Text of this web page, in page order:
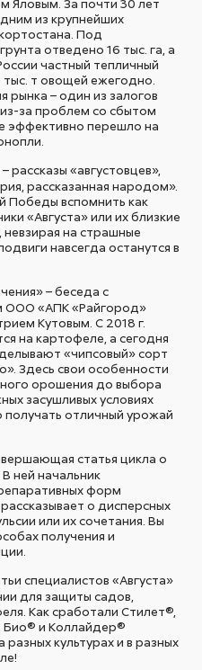
из крупнейших
Под
отведено 16 тыс. га, а
частный тепличный
т овощей ежегодно.
рынка – один из залогов
за проблем со сбытом
эффективно перешло на
рассказы «августовцев»,
рассказанная народом».
Победы вспомнить как
«Августа» или их близкие
на страшные
навсегда останутся в
– беседа с
ООО «АПК «Райгород»
Кутовым. С 2018 г.
на картофеле, а сегодня
«чипсовый» сорт
Здесь свои особенности
орошения до выбора
засушливых условиях
отличный урожай
статья цикла о
ней начальник
форм
о дисперсных
или их сочетания. Вы
получения и
специалистов «Августа»
для защиты садов,
Как сработали Стилет®,
и Коллайдер®
культурах и в разных